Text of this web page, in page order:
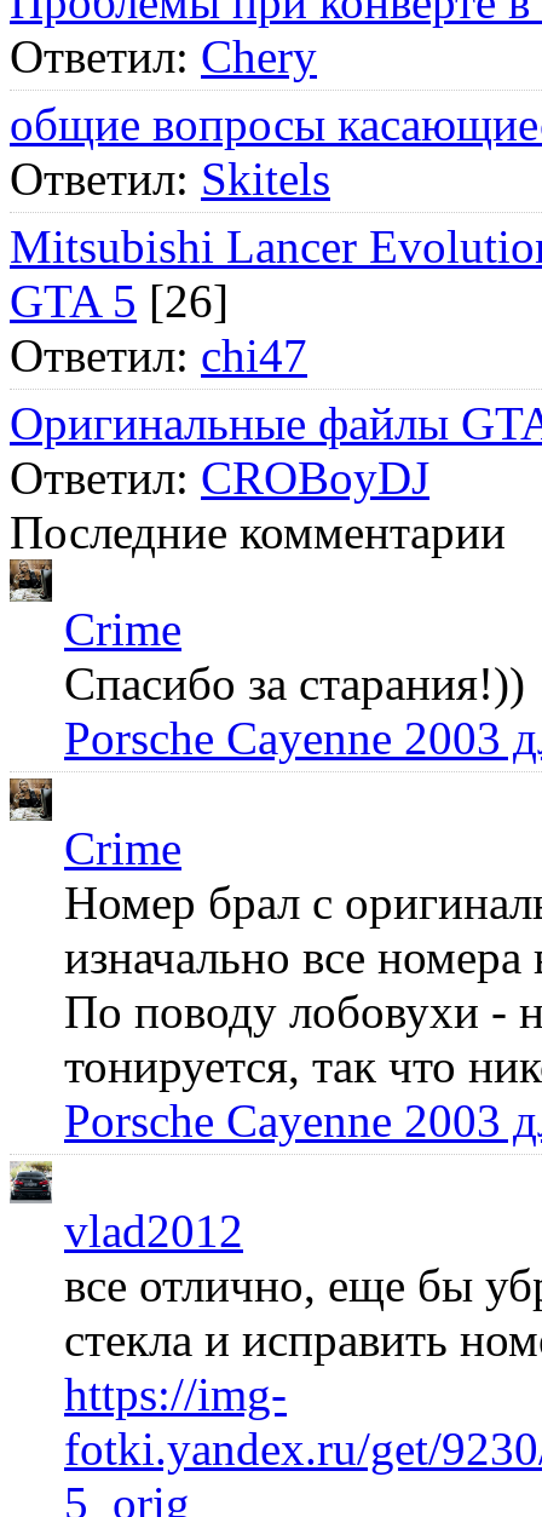
Ответил: Chery
общие вопросы
Ответил: Skitels
Mitsubishi Lancer
GTA 5 [26]
Ответил: chi47
Оригинальные файлы
Ответил: CROBoyDJ
Последние комментарии
Crime
Спасибо за старания!))
Porsche Cayenne 2003
Crime
Номер брал с
изначально все
По поводу лобовухи -
тонируется, так что
Porsche Cayenne 2003
vlad2012
все отлично, еще бы
стекла и исправить
https://img-
fotki.yandex.ru/get/
5_orig